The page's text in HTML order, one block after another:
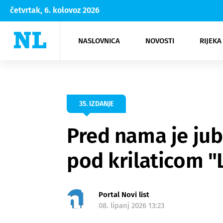
četvrtak, 6. kolovoz 2026
NASLOVNICA NOVOSTI
Rijeka Opatija
NK
Moda
Kultura
35. IZDANJE
Pred nama je
pod krilaticom
Portal Novi list
08. lipanj 2026 13:23